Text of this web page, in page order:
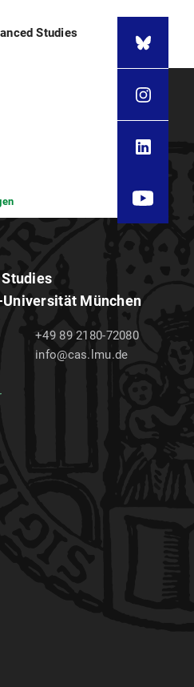
Studies
München
+49 89 2180-72080
info@cas.lmu.de